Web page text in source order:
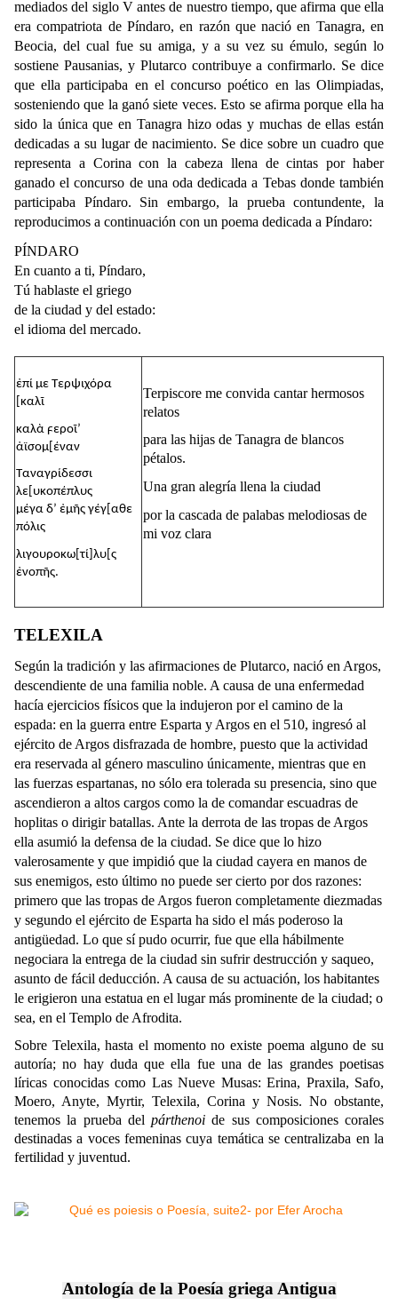
mediados del siglo V antes de nuestro tiempo, que afirma que ella
era compatriota de Píndaro, en razón que nació en Tanagra, en
Beocia, del cual fue su amiga, y a su vez su émulo, según lo
sostiene Pausanias, y Plutarco contribuye a confirmarlo. Se dice
que ella participaba en el concurso poético en las Olimpiadas,
sosteniendo que la ganó siete veces.Esto se afirma porque ella ha
sido la única que en Tanagra hizo odas y muchas de ellas están
dedicadas a su lugar de nacimiento. Se dice sobre un cuadro que
representa a Corina con la cabeza llena de cintas por haber
ganado el concurso de una oda dedicada a Tebas donde también
participaba Píndaro. Sin embargo, la prueba contundente, la
reproducimos a continuación con un poema dedicada a Píndaro:
PÍNDARO
En cuanto a ti, Píndaro,
Tú hablaste el griego
de la ciudad y del estado:
el idioma del mercado.
ἐπί με Τερψιχόρα
[καλῖ
καλὰ ϝεροῖ’
ἀϊσομ[έναν
Ταναγρίδεσσι
λε[υκοπέπλυς
μέγα δ’ ἐμῆς γέγ[αθε
πόλις
λιγουροκω[τί]λυ[ς
ἐνοπῆς.
Terpiscore me convida cantar hermosos
relatos
para las hijas de Tanagra de blancos
pétalos.
Una gran alegría llena la ciudad
por la cascada de palabas melodiosas de
mi voz clara
TELEXILA
Según la tradición y las afirmaciones de Plutarco, nació en Argos,
descendiente de una familia noble. A causa de una enfermedad
hacía ejercicios físicos que la indujeron por el camino de la
espada: en la guerra entre Esparta y Argos en el 510, ingresó al
ejército de Argos disfrazada de hombre, puesto que la actividad
era reservada al género masculino únicamente, mientras que en
las fuerzas espartanas, no sólo era tolerada su presencia, sino que
ascendieron a altos cargos como la de comandar escuadras de
hoplitas o dirigir batallas. Ante la derrota de las tropas de Argos
ella asumió la defensa de la ciudad. Se dice que lo hizo
valerosamente y que impidió que la ciudad cayera en manos de
sus enemigos, esto último no puede ser cierto por dos razones:
primero que las tropas de Argos fueron completamente diezmadas
y segundo el ejército de Esparta ha sido el más poderoso la
antigüedad. Lo que sí pudo ocurrir, fue que ella hábilmente
negociara la entrega de la ciudad sin sufrir destrucción y saqueo,
asunto de fácil deducción. A causa de su actuación, los habitantes
le erigieron una estatua en el lugar más prominente de la ciudad; o
sea, en el Templo de Afrodita.
Sobre Telexila, hasta el momento no existe poema alguno de su
autoría; no hay duda que ella fue una de las grandes poetisas
líricas conocidas como Las Nueve Musas: Erina, Praxila, Safo,
Moero, Anyte, Myrtir, Telexila, Corina y Nosis. No obstante,
tenemos la prueba del párthenoi de sus composiciones corales
destinadas a voces femeninas cuya temática se centralizaba en la
fertilidad y juventud.
Antología de la Poesía griega Antigua